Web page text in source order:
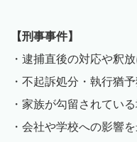
【刑事事件】
・逮捕直後の対応や釈
・不起訴処分・執行猶
・家族が勾留されてい
・会社や学校への影響